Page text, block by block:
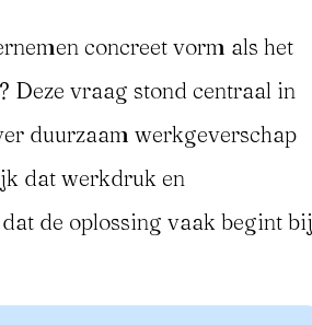
concreet vorm als het
Deze vraag stond centraal in
duurzaam werkgeverschap
dat werkdruk en
de oplossing vaak begint bij